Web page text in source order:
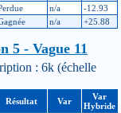
n/a
-12.93
n/a +25.88
5 - Vague 11
: 6k (échelle
Résultat Var
Var
Hybride